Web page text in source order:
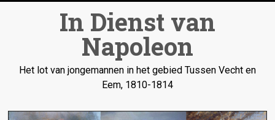
In Dienst van
Napoleon
Het lot van jongemannen in het gebied Tussen Vecht en
Eem, 1810-1814